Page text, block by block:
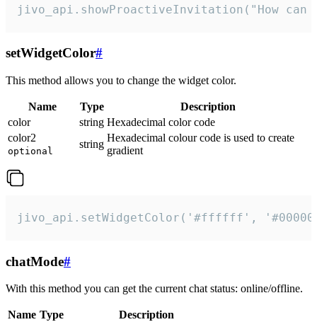
jivo_api.showProactiveInvitation("How
setWidgetColor#
This method allows you to change the widget color.
Name Type
Description
color
string Hexadecimal color code
color2
optional
string
Hexadecimal colour code is used to create
gradient
jivo_api.setWidgetColor('#ffffff',
chatMode#
With this method you can get the current chat status: online/offline.
Name Type
Description